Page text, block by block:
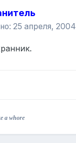
25 апреля, 2004
a whore